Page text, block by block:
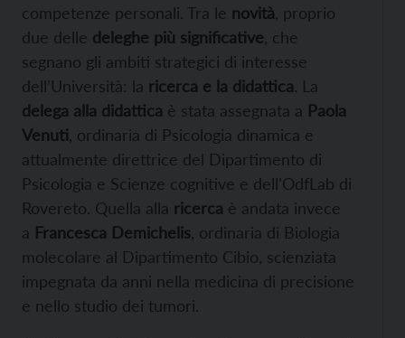
competenze personali. Tra le novità , proprio
due delle deleghe più significative , che
segnano gli ambiti strategici di interesse
dell’Università: la ricerca e la didattica. La
delega alla didattica è stata assegnata a Paola
Venuti , ordinaria di Psicologia dinamica e
attualmente direttrice del Dipartimento di
Psicologia e Scienze cognitive e dell’OdfLab di
Rovereto. Quella alla ricerca è andata invece
a Francesca Demichelis , ordinaria di Biologia
molecolare al Dipartimento Cibio, scienziata
impegnata da anni nella medicina di precisione
e nello studio dei tumori.